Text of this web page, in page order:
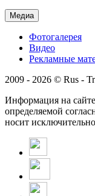
Медиа
Фотогалерея
Видео
Рекламные
2009 - 2026 © Rus -
Информация на
определяемой
носит